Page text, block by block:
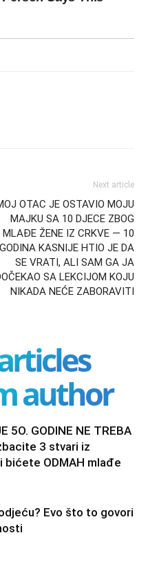
Next article
OTAC JE OSTAVIO MOJU
MAJKU SA 10 DJECE ZBOG
MLAĐE ŽENE IZ CRKVE — 10
GODINA KASNIJE HTIO JE DA
SE VRATI, ALI SAM GA JA
SA LEKCIJOM KOJU
NIKADA NEĆE ZABORAVITI
author
5O. GODINE NE TREBA
3 stvari iz
i bićete ODMAH mlađe
Evo što to govori